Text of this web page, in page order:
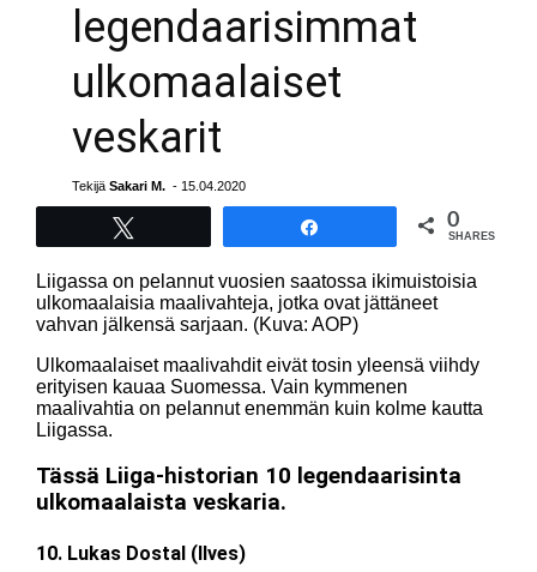
legendaarisimmat
ulkomaalaiset
veskarit
Tekijä Sakari M. - 15.04.2020
0
SHARES
Liigassa on pelannut vuosien saatossa ikimuistoisia
ulkomaalaisia maalivahteja, jotka ovat jättäneet
vahvan jälkensä sarjaan. (Kuva: AOP)
Ulkomaalaiset maalivahdit eivät tosin yleensä viihdy
erityisen kauaa Suomessa. Vain kymmenen
maalivahtia on pelannut enemmän kuin kolme kautta
Liigassa.
Tässä Liiga-historian 10 legendaarisinta
ulkomaalaista veskaria.
10. Lukas Dostal (Ilves)